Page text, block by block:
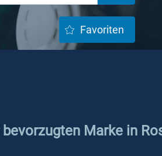
Favoriten
Marke in